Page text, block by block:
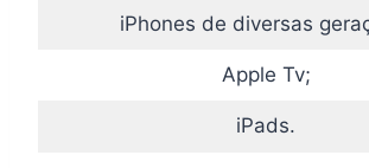
iPhones de diversas
Apple Tv;
iPads.